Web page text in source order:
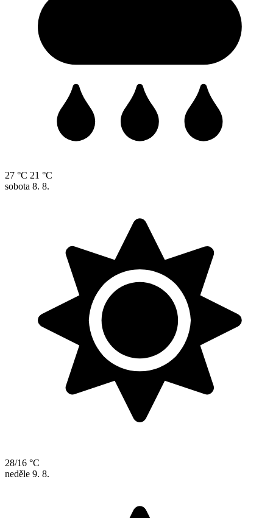
27 °C 21 °C
sobota 8. 8.
28/16 °C
neděle 9. 8.